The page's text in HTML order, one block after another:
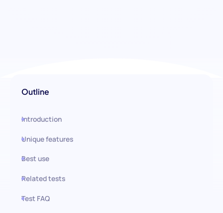
Outline
Introduction
Unique features
Best use
Related tests
Test FAQ